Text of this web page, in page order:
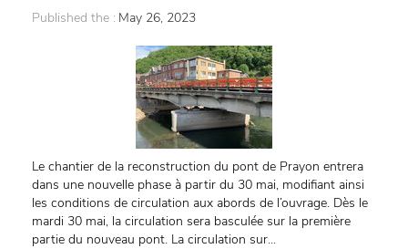
Published the : May 26, 2023
Le chantier de la reconstruction du pont de Prayon entrera
dans une nouvelle phase à partir du 30 mai, modifiant ainsi
les conditions de circulation aux abords de l’ouvrage. Dès le
mardi 30 mai, la circulation sera basculée sur la première
partie du nouveau pont. La circulation sur...